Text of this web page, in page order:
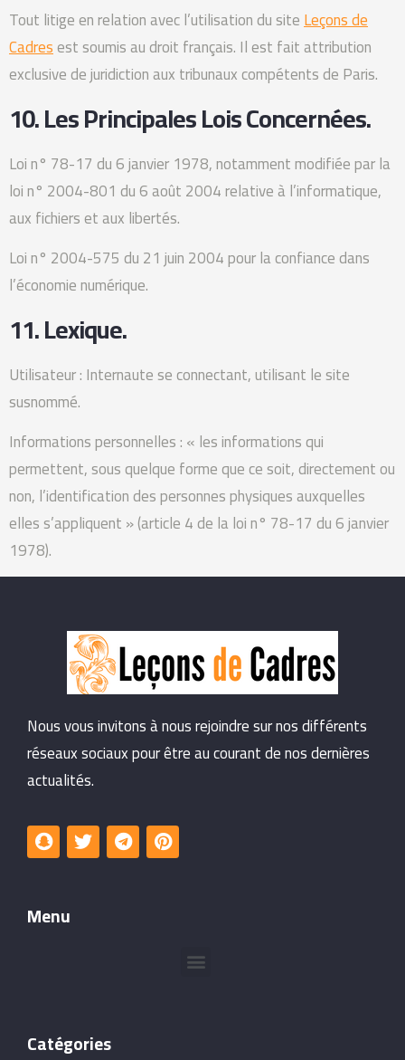
Tout litige en relation avec l’utilisation du siteLeçons de
Cadresest soumis au droit français. Il est fait attribution
exclusive de juridiction aux tribunaux compétents de Paris.
10. Les Principales Lois Concernées.
Loi n° 78-17 du 6 janvier 1978, notamment modifiée par la
loi n° 2004-801 du 6 août 2004 relative à l’informatique,
aux fichiers et aux libertés.
Loi n° 2004-575 du 21 juin 2004 pour la confiance dans
l’économie numérique.
11. Lexique.
Utilisateur : Internaute se connectant, utilisant le site
susnommé.
Informations personnelles : « les informations qui
permettent, sous quelque forme que ce soit, directement ou
non, l’identification des personnes physiques auxquelles
elles s’appliquent » (article 4 de la loi n° 78-17 du 6 janvier
1978).
Nous vous invitons à nous rejoindre sur nos différents
réseaux sociaux pour être au courant de nos dernières
actualités.
Menu
Catégories